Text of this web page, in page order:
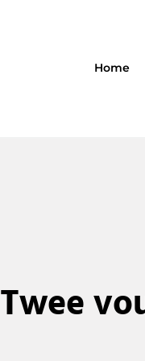
Home
Twee